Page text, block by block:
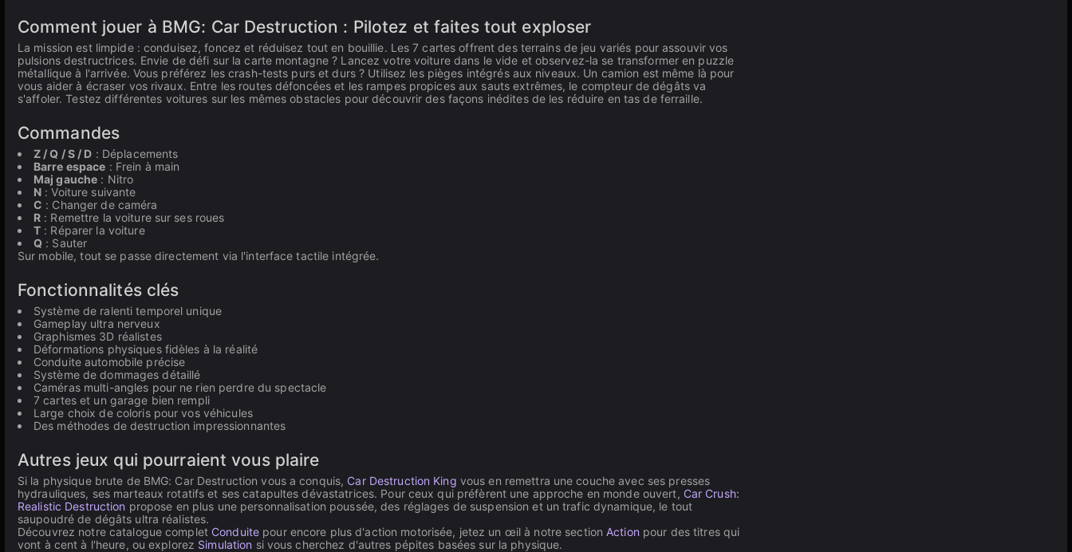
Comment jouer à BMG: Car Destruction : Pilotez et faites tout exploser
La mission est limpide : conduisez, foncez et réduisez tout en bouillie. Les 7 cartes offrent des terrains de jeu variés pour assouvir vos
pulsions destructrices. Envie de défi sur la carte montagne ? Lancez votre voiture dans le vide et observez-la se transformer en puzzle
métallique à l'arrivée. Vous préférez les crash-tests purs et durs ? Utilisez les pièges intégrés aux niveaux. Un camion est même là pour
vous aider à écraser vos rivaux. Entre les routes défoncées et les rampes propices aux sauts extrêmes, le compteur de dégâts va
s'affoler. Testez différentes voitures sur les mêmes obstacles pour découvrir des façons inédites de les réduire en tas de ferraille.
Commandes
Z / Q / S / D : Déplacements
Barre espace : Frein à main
Maj gauche : Nitro
N : Voiture suivante
C : Changer de caméra
R : Remettre la voiture sur ses roues
T : Réparer la voiture
Q : Sauter
Sur mobile, tout se passe directement via l'interface tactile intégrée.
Fonctionnalités clés
Système de ralenti temporel unique
Gameplay ultra nerveux
Graphismes 3D réalistes
Déformations physiques fidèles à la réalité
Conduite automobile précise
Système de dommages détaillé
Caméras multi-angles pour ne rien perdre du spectacle
7 cartes et un garage bien rempli
Large choix de coloris pour vos véhicules
Des méthodes de destruction impressionnantes
Autres jeux qui pourraient vous plaire
Si la physique brute de BMG: Car Destruction vous a conquis, Car Destruction King vous en remettra une couche avec ses presses
hydrauliques, ses marteaux rotatifs et ses catapultes dévastatrices. Pour ceux qui préfèrent une approche en monde ouvert, Car Crush:
Realistic Destruction propose en plus une personnalisation poussée, des réglages de suspension et un trafic dynamique, le tout
saupoudré de dégâts ultra réalistes.
Découvrez notre catalogue complet Conduite pour encore plus d'action motorisée, jetez un œil à notre sectionAction pour des titres qui
vont à cent à l'heure, ou explorez Simulation si vous cherchez d'autres pépites basées sur la physique.